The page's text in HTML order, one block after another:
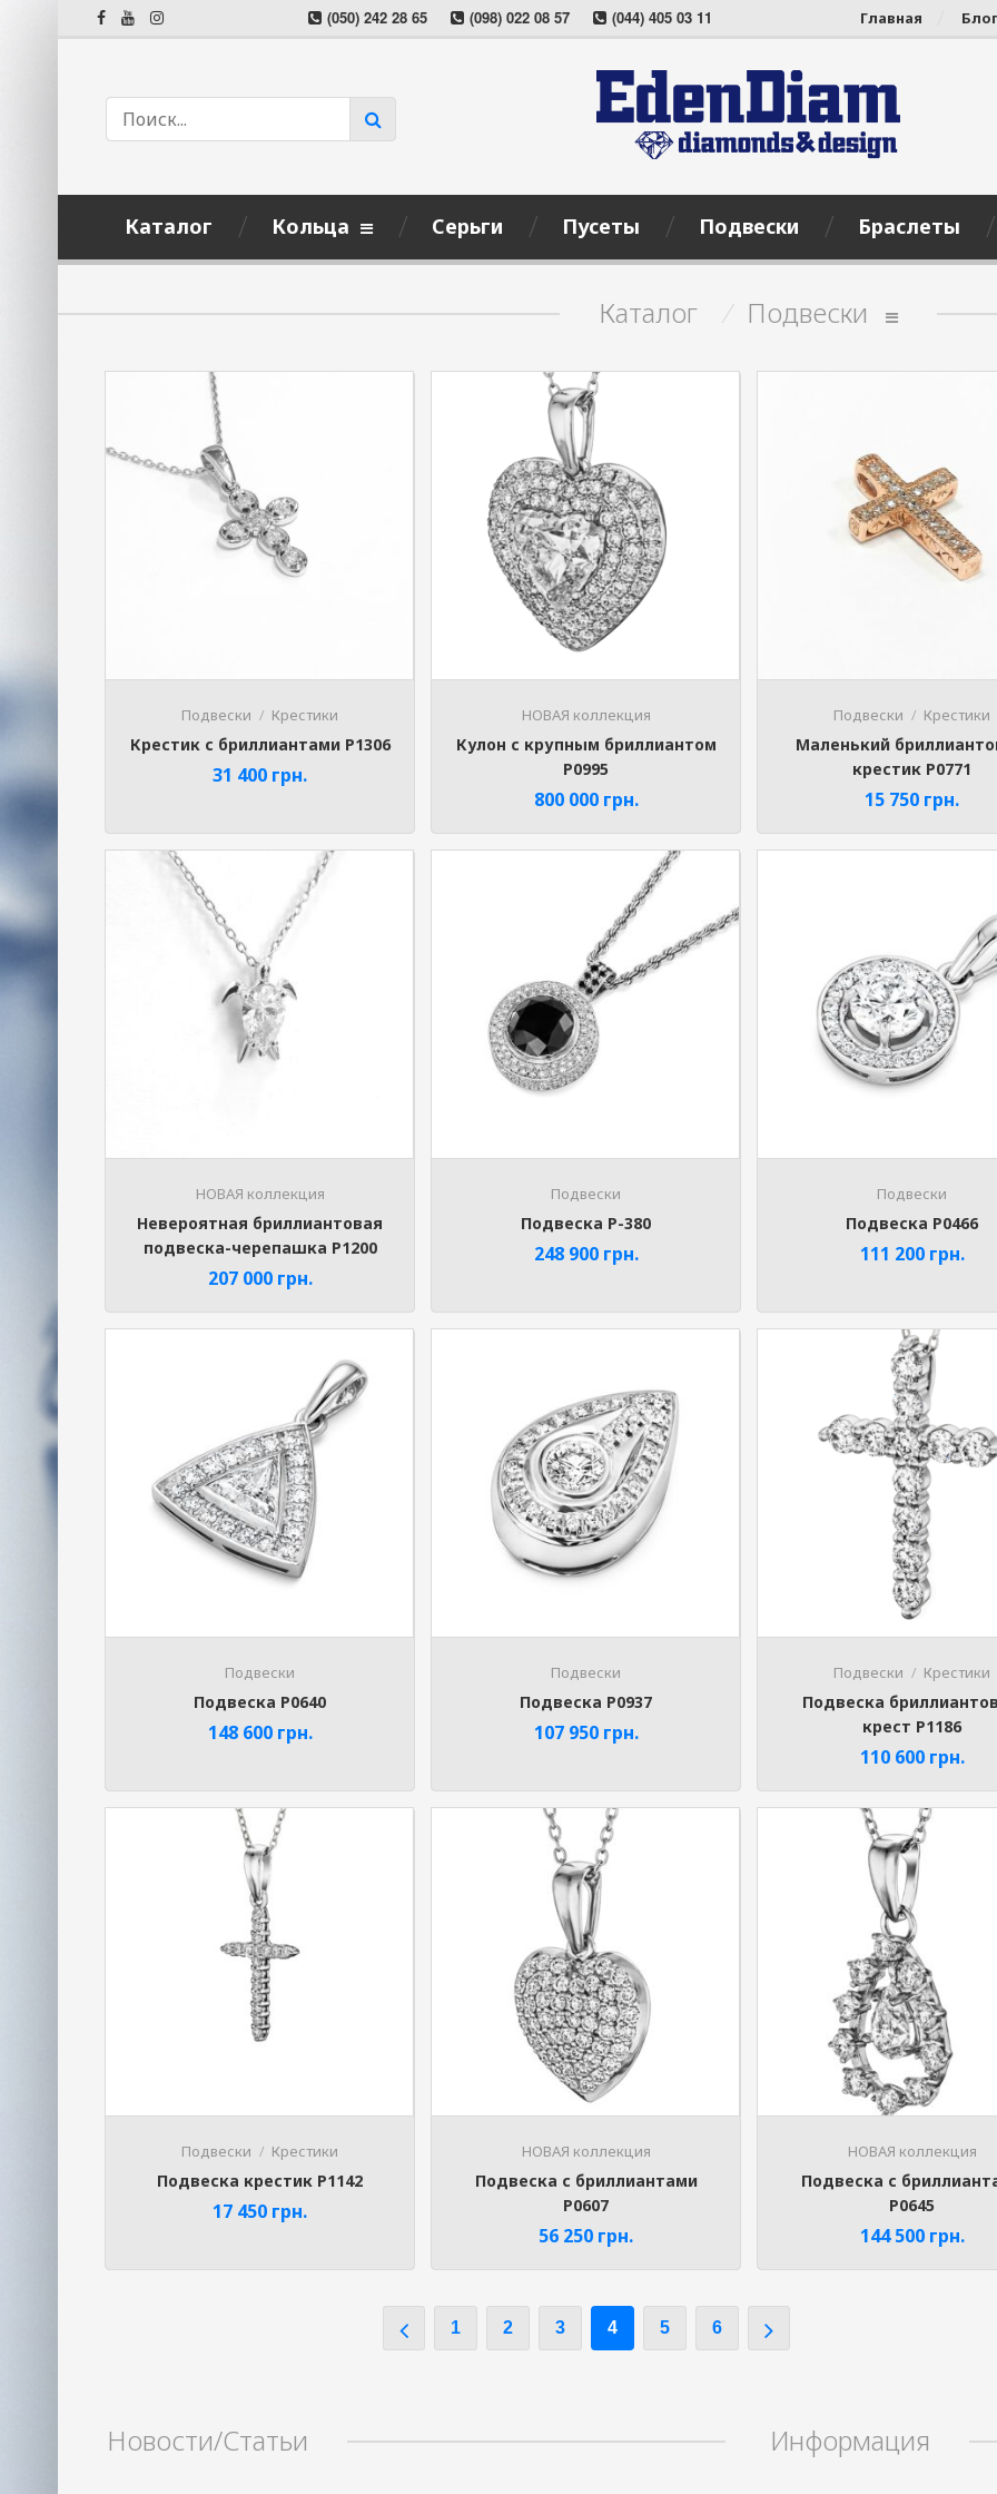
(050) 242 28 65 (098) 022 08 57 (044) 405 03 11 Главная Блог
Каталог Кольца Серьги Пусеты Подвески Браслеты
Каталог / Подвески
Подвески Крестики
Крестик с бриллиантами P1306
31 400 грн.
НОВАЯ коллекция
Кулон с крупным бриллиантом
P0995
800 000 грн.
Подвески Крестики
Маленький
крестик P0771
15 750 грн.
НОВАЯ коллекция
Невероятная бриллиантовая
подвеска-черепашка P1200
207 000 грн.
Подвески
Подвеска P-380
248 900 грн.
Подвески
Подвеска P0466
111 200 грн.
Подвески
Подвеска P0640
148 600 грн.
Подвески
Подвеска P0937
107 950 грн.
Подвески Крестики
Подвеска
крест P1186
110 600 грн.
Подвески Крестики
Подвеска крестик P1142
17 450 грн.
НОВАЯ коллекция
Подвеска с бриллиантами
P0607
56 250 грн.
НОВАЯ коллекция
Подвеска с
P0645
144 500 грн.
1 2 3 4 5 6
Новости/Статьи Информация